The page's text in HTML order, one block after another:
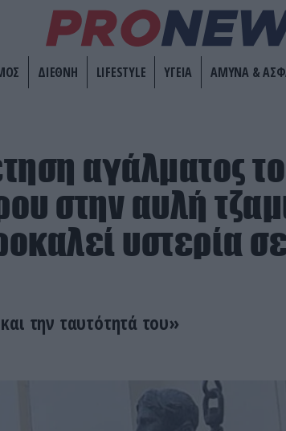
ΔΙΕΘΝΗ LIFESTYLE ΥΓΕΙΑ ΑΜΥΝΑ &
αγάλματος
στην αυλή
υστερία
την ταυτότητά του»